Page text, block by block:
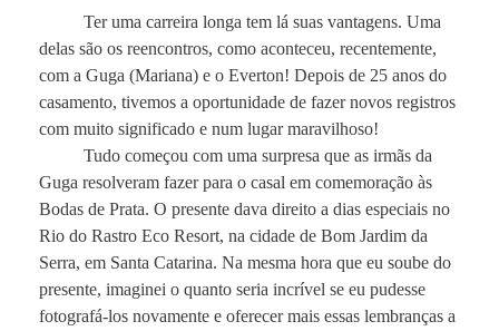
Ter uma carreira longa tem lá suas vantagens. Uma
delas são os reencontros, como aconteceu, recentemente,
com a Guga (Mariana) e o Everton! Depois de 25 anos do
casamento, tivemos a oportunidade de fazer novos registros
com muito significado e num lugar maravilhoso!
Tudo começou com uma surpresa que as irmãs da
Guga resolveram fazer para o casal em comemoração às
Bodas de Prata. O presente dava direito a dias especiais no
Rio do Rastro Eco Resort, na cidade de Bom Jardim da
Serra, em Santa Catarina. Na mesma hora que eu soube do
presente, imaginei o quanto seria incrível se eu pudesse
fotografá-los novamente e oferecer mais essas lembranças a